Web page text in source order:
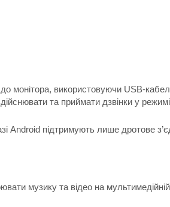
використовуючи USB-
та приймати дзвінки у
Android підтримують лише дротове
музику та відео на